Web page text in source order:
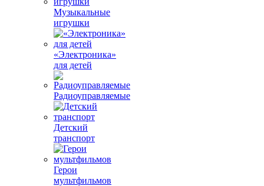
Музыкальные
игрушки
«Электроника»
для детей
Радиоуправляемые
Детский
транспорт
Герои
мультфильмов